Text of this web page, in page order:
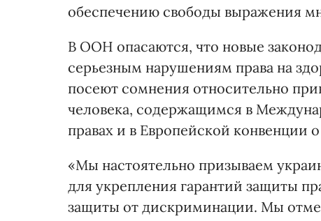
обеспечению свободы выражения
В ООН опасаются, что новые
серьезным нарушениям права на
посеют сомнения относительно
человека, содержащимся в
правах и в Европейской конвенции
«Мы настоятельно призываем
для укрепления гарантий защиты
защиты от дискриминации. Мы